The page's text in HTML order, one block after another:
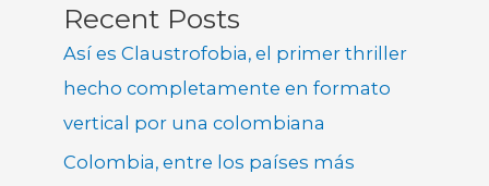
Recent Posts
Así es Claustrofobia, el primer thriller
hecho completamente en formato
vertical por una colombiana
Colombia, entre los países más